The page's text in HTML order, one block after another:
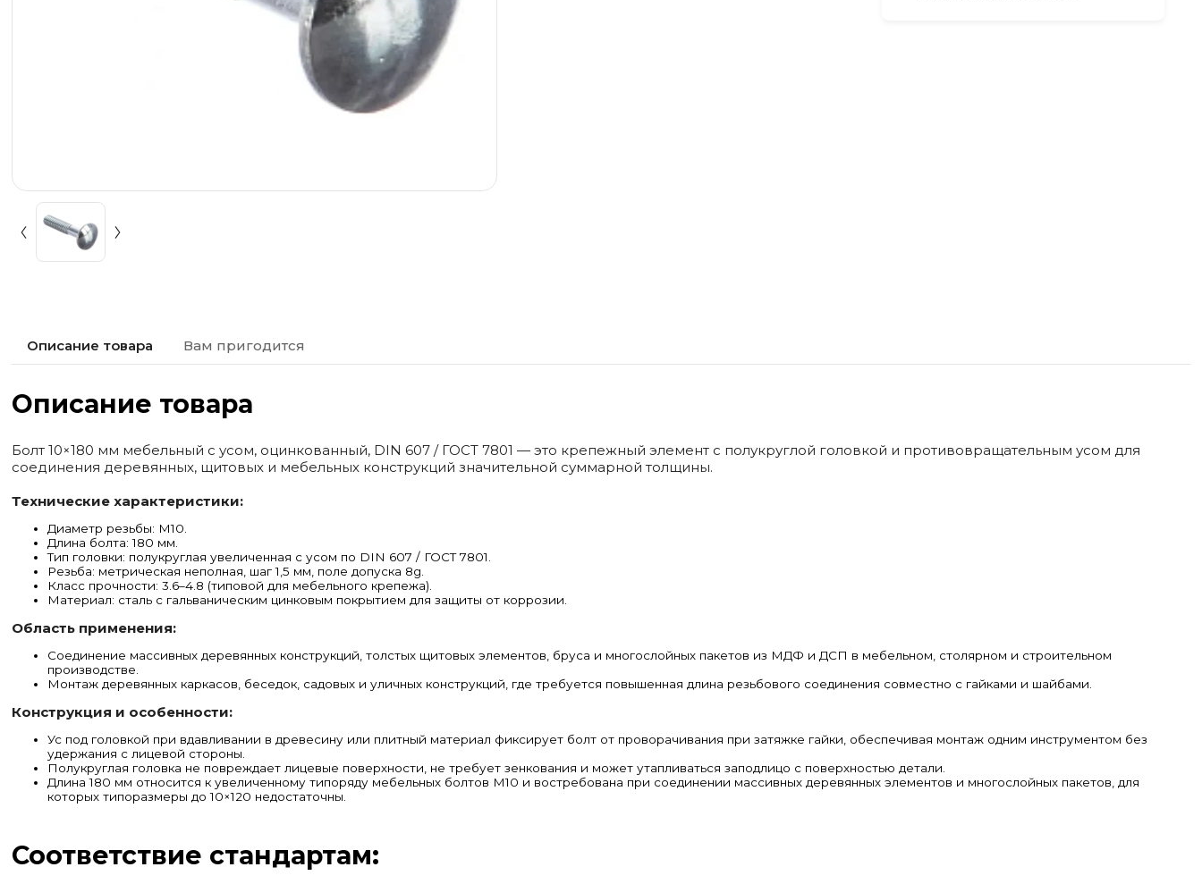
Описание товара Вам пригодится
Описание товара
Болт 10×180 мм мебельный с усом, оцинкованный, DIN 607 / ГОСТ 7801 — это крепежный элемент с полукруглой головкой и противовращательным усом для
соединения деревянных, щитовых и мебельных конструкций значительной суммарной толщины.
Технические характеристики:
Диаметр резьбы: М10.
Длина болта: 180 мм.
Тип головки: полукруглая увеличенная с усом по DIN 607 / ГОСТ 7801.
Резьба: метрическая неполная, шаг 1,5 мм, поле допуска 8g.
Класс прочности: 3.6–4.8 (типовой для мебельного крепежа).
Материал: сталь с гальваническим цинковым покрытием для защиты от коррозии.
Область применения:
Соединение массивных деревянных конструкций, толстых щитовых элементов, бруса и многослойных пакетов из МДФ и ДСП в мебельном, столярном и строительном
производстве.
Монтаж деревянных каркасов, беседок, садовых и уличных конструкций, где требуется повышенная длина резьбового соединения совместно с гайками и шайбами.
Конструкция и особенности:
Ус под головкой при вдавливании в древесину или плитный материал фиксирует болт от проворачивания при затяжке гайки, обеспечивая монтаж одним инструментом без
удержания с лицевой стороны.
Полукруглая головка не повреждает лицевые поверхности, не требует зенкования и может утапливаться заподлицо с поверхностью детали.
Длина 180 мм относится к увеличенному типоряду мебельных болтов М10 и востребована при соединении массивных деревянных элементов и многослойных пакетов, для
которых типоразмеры до 10×120 недостаточны.
Соответствие стандартам: